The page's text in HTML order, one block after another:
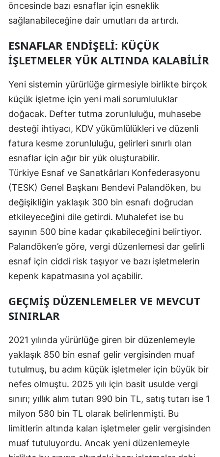
Kütahya
Manisa
Muğla
Muş
Nevşehir
Niğde
Ordu
Rize
Sakarya
Samsun
Tokat
Trabzon
Tunceli
Şanlıurfa
Uşak
Van
öncesinde bazı esnaflar için esneklik
sağlanabileceğine dair umutları da artırdı.
ESNAFLAR ENDIŞELI: KÜÇÜK
İŞLETMELER YÜK ALTINDA KALABILIR
Yeni sistemin yürürlüğe girmesiyle birlikte birçok
küçük işletme için yeni mali sorumluluklar
doğacak. Defter tutma zorunluluğu, muhasebe
desteği ihtiyacı, KDV yükümlülükleri ve düzenli
fatura kesme zorunluluğu, gelirleri sınırlı olan
esnaflar için ağır bir yük oluşturabilir.
Türkiye Esnaf ve Sanatkârları Konfederasyonu
(TESK) Genel Başkanı Bendevi Palandöken, bu
değişikliğin yaklaşık 300 bin esnafı doğrudan
etkileyeceğini dile getirdi. Muhalefet ise bu
sayının 500 bine kadar çıkabileceğini belirtiyor.
Palandöken’e göre, vergi düzenlemesi dar gelirli
esnaf için ciddi risk taşıyor ve bazı işletmelerin
kepenk kapatmasına yol açabilir.
GEÇMIŞ DÜZENLEMELER VE MEVCUT
SINIRLAR
2021 yılında yürürlüğe giren bir düzenlemeyle
yaklaşık 850 bin esnaf gelir vergisinden muaf
tutulmuş, bu adım küçük işletmeler için büyük bir
nefes olmuştu. 2025 yılı için basit usulde vergi
sınırı; yıllık alım tutarı 990 bin TL, satış tutarı ise 1
milyon 580 bin TL olarak belirlenmişti. Bu
limitlerin altında kalan işletmeler gelir vergisinden
muaf tutuluyordu. Ancak yeni düzenlemeyle